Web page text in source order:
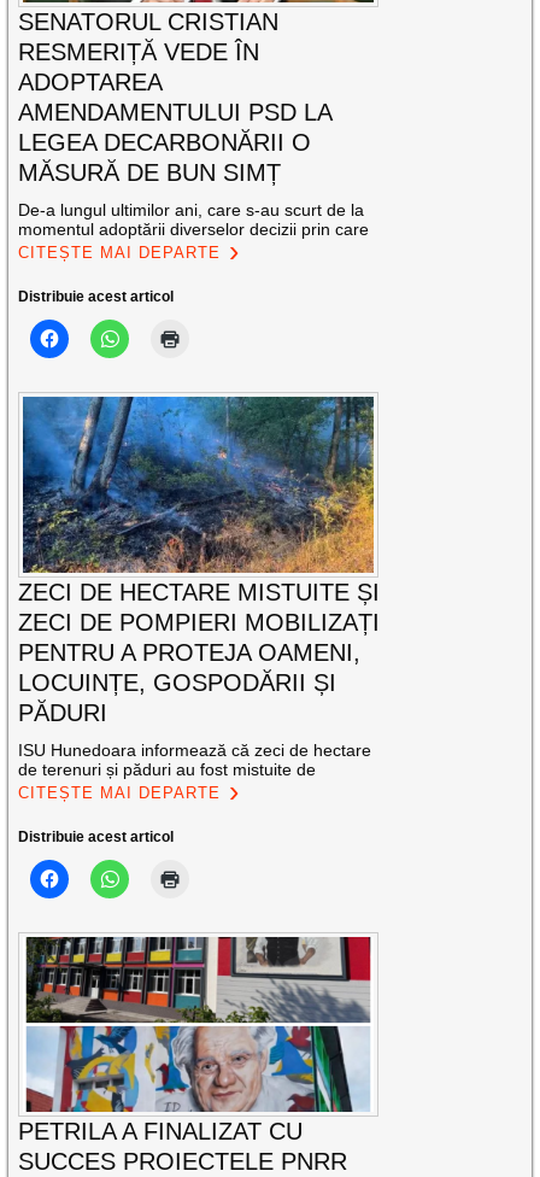
SENATORUL CRISTIAN
RESMERIȚĂ VEDE ÎN
ADOPTAREA
AMENDAMENTULUI PSD LA
LEGEA DECARBONĂRII O
MĂSURĂ DE BUN SIMȚ
De-a lungul ultimilor ani, care s-au scurt de la
momentul adoptării diverselor decizii prin care
CITEȘTE MAI DEPARTE
Distribuie acest articol
ZECI DE HECTARE MISTUITE ȘI
ZECI DE POMPIERI MOBILIZAȚI
PENTRU A PROTEJA OAMENI,
LOCUINȚE, GOSPODĂRII ȘI
PĂDURI
ISU Hunedoara informează că zeci de hectare
de terenuri și păduri au fost mistuite de
CITEȘTE MAI DEPARTE
Distribuie acest articol
PETRILA A FINALIZAT CU
SUCCES PROIECTELE PNRR